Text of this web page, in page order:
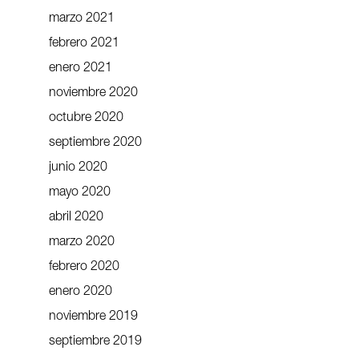
marzo 2021
febrero 2021
enero 2021
noviembre 2020
octubre 2020
septiembre 2020
junio 2020
mayo 2020
abril 2020
marzo 2020
febrero 2020
enero 2020
noviembre 2019
septiembre 2019